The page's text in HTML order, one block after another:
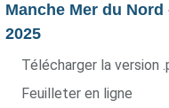
Manche Mer du Nord
2025
Télécharger la version
Feuilleter en ligne